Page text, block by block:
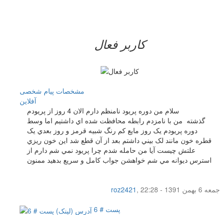
کاربر فعال
مشخصات پیام شخصی
آفلاين
سلام من دوره پريود نامنظم دارم الان 4 روز از پريودم
گذشته من با نامزدم رابطه محافظت شده اي داشتيم اما وسط
دوره پريودم يک روز مايع کم رنگ شبيه قرمز و روز بعدي يک
قطره خون مانند لک بيني داشتم بعد از آن قطع شد اين خون ريزي
علتش چيست آيا من حامله شدم چرا پريود نمي شم دارم از
استرس ديوانه مي شم خواهشن جواب کامل و سريع بدهيد ممنون
roz2421 ,
جمعه 6 بهمن 1391 - 22:28
پست # 6